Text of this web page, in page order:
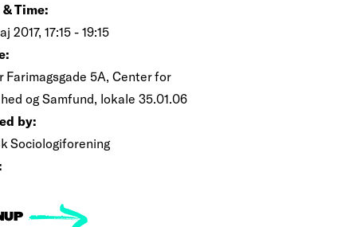
Time:
2017, 17:15 - 19:15
Farimagsgade 5A, Center for
og Samfund, lokale 35.01.06
by:
Sociologiforening